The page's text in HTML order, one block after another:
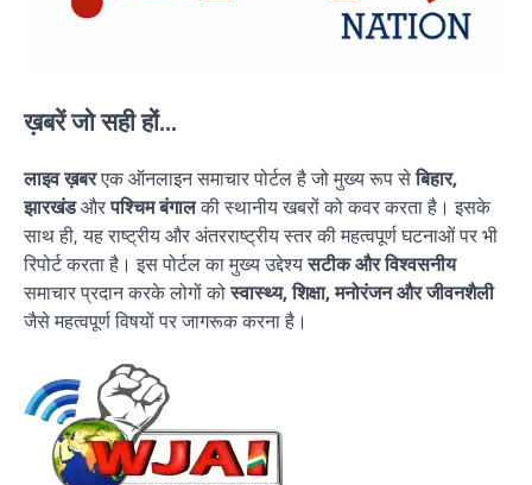
ख़बरें जो सही हों...
लाइव ख़बरएक ऑनलाइन समाचार पोर्टल है जो मुख्य रूप सेबिहार,
झारखंडऔरपश्चिम बंगालकी स्थानीय खबरों को कवर करता है। इसके
साथ ही, यह राष्ट्रीय और अंतरराष्ट्रीय स्तर की महत्वपूर्ण घटनाओं पर भी
रिपोर्ट करता है। इस पोर्टल का मुख्य उद्देश्यसटीक और विश्वसनीय
समाचार प्रदान करके लोगों कोस्वास्थ्य, शिक्षा, मनोरंजन और जीवनशैली
जैसे महत्वपूर्ण विषयों पर जागरूक करना है।